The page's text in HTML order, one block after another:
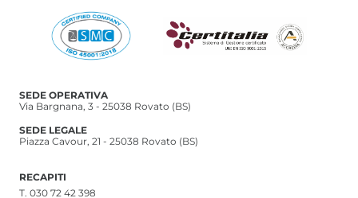
SEDE OPERATIVA
Via Bargnana, 3 - 25038 Rovato (BS)
SEDE LEGALE
Piazza Cavour, 21 - 25038 Rovato (BS)
RECAPITI
T. 030 72 42 398